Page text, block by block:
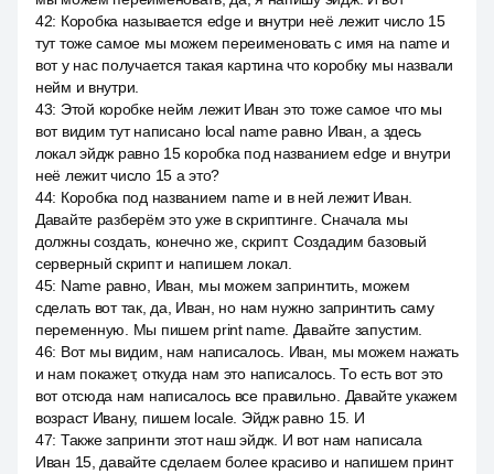
42: Коробка называется edge и внутри неё лежит число 15
тут тоже самое мы можем переименовать с имя на name и
вот у нас получается такая картина что коробку мы назвали
нейм и внутри.
43: Этой коробке нейм лежит Иван это тоже самое что мы
вот видим тут написано local name равно Иван, а здесь
локал эйдж равно 15 коробка под названием edge и внутри
неё лежит число 15 а это?
44: Коробка под названием name и в ней лежит Иван.
Давайте разберём это уже в скриптинге. Сначала мы
должны создать, конечно же, скрипт. Создадим базовый
серверный скрипт и напишем локал.
45: Name равно, Иван, мы можем запринтить, можем
сделать вот так, да, Иван, но нам нужно запринтить саму
переменную. Мы пишем print name. Давайте запустим.
46: Вот мы видим, нам написалось. Иван, мы можем нажать
и нам покажет, откуда нам это написалось. То есть вот это
вот отсюда нам написалось все правильно. Давайте укажем
возраст Ивану, пишем locale. Эйдж равно 15. И
47: Также запринти этот наш эйдж. И вот нам написала
Иван 15, давайте сделаем более красиво и напишем принт